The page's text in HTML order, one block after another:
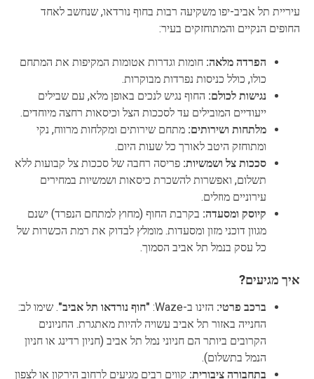
עיריית תל אביב-יפו משקיעה רבות בחוף נורדאו, שנחשב לאחד
החופים הנקיים והמתוחזקים בעיר:
הפרדה מלאה: חומות וגדרות אטומות המקיפות את המתחם
כולו, כולל כניסות נפרדות מבוקרות.
נגישות לכולם: החוף נגיש לנכים באופן מלא, עם שבילים
ייעודיים המובילים עד לסככות הצל וכיסאות רחצה מיוחדים.
מלתחות ושירותים: מתחם שירותים ומקלחות מרווח, נקי
ומתוחזק היטב לאורך כל שעות היום.
סככות צל ושמשיות: פריסה רחבה של סככות צל קבועות ללא
תשלום, ואפשרות להשכרת כיסאות ושמשיות במחירים
עירוניים מוזלים.
קיוסק ומסעדה: בקרבת החוף (מחוץ למתחם הנפרד) ישנם
מגוון דוכני מזון ומסעדות. מומלץ לבדוק את רמת הכשרות של
כל עסק בנמל תל אביב הסמוך.
איך מגיעים?
ברכב פרטי: הזינו ב-Waze: "חוף נורדאו תל אביב". שימו לב:
החנייה באזור תל אביב עשויה להיות מאתגרת. החניונים
הקרובים ביותר הם חניוני נמל תל אביב (חניון רדינג או חניון
הנמל בתשלום).
בתחבורה ציבורית: קווים רבים מגיעים לרחוב הירקון או לצפון